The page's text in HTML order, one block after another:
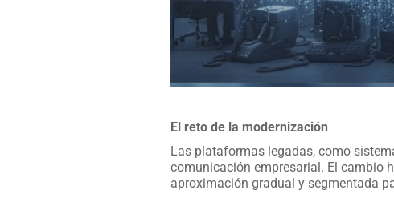
El reto de la modernización
Las plataformas legadas, como
comunicación empresarial. El cambio
aproximación gradual y segmentada